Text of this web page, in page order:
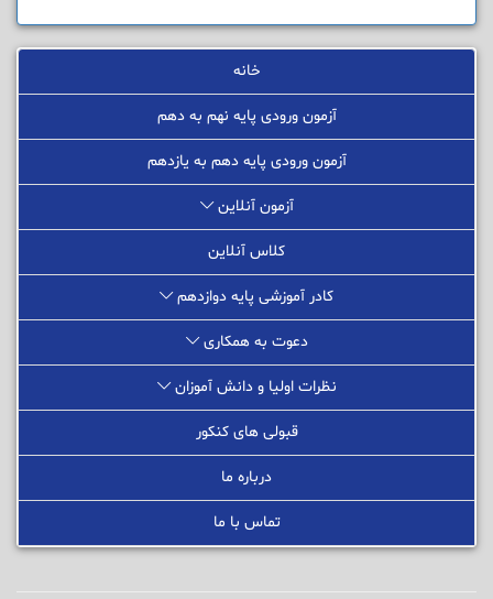
خانه
آزمون ورودی پایه نهم به دهم
آزمون ورودی پایه دهم به یازدهم
آزمون آنلاین
کلاس آنلاین
کادر آموزشی پایه دوازدهم
دعوت به همکاری
نظرات اولیا و دانش آموزان
قبولی های کنکور
درباره ما
تماس با ما